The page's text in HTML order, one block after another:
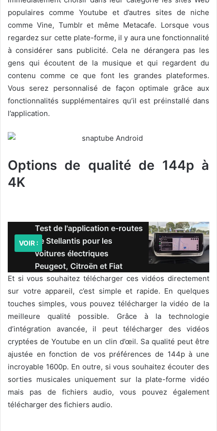
populaires comme Youtube et d’autres sites de niche
comme Vine, Tumblr et même Metacafe. Lorsque vous
regardez sur cette plate-forme, il y aura une fonctionnalité
à considérer sans publicité. Cela ne dérangera pas les
gens qui écoutent de la musique et qui regardent du
contenu comme ce que font les grandes plateformes.
Vous serez personnalisé de façon optimale grâce aux
fonctionnalités supplémentaires qu’il est préinstallé dans
l’application.
Options de qualité de 144p à
4K
Test de l'application e-routes
de Stellantis pour les
voitures électriques
Peugeot, Citroën et Fiat
VOIR :
Et si vous souhaitez télécharger ces vidéos directement
sur votre appareil, c’est simple et rapide. En quelques
touches simples, vous pouvez télécharger la vidéo de la
meilleure qualité possible. Grâce à la technologie
d’intégration avancée, il peut télécharger des vidéos
cryptées de Youtube en un clin d’œil. Sa qualité peut être
ajustée en fonction de vos préférences de 144p à une
incroyable 1600p. En outre, si vous souhaitez écouter des
sorties musicales uniquement sur la plate-forme vidéo
mais pas de fichiers audio, vous pouvez également
télécharger des fichiers audio.